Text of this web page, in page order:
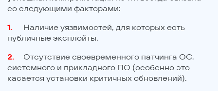
со следующими факторами:
Наличие уязвимостей, для которых есть
публичные эксплойты.
Отсутствие своевременного патчинга ОС,
системного и прикладного ПО (особенно это
касается установки критичных обновлений).